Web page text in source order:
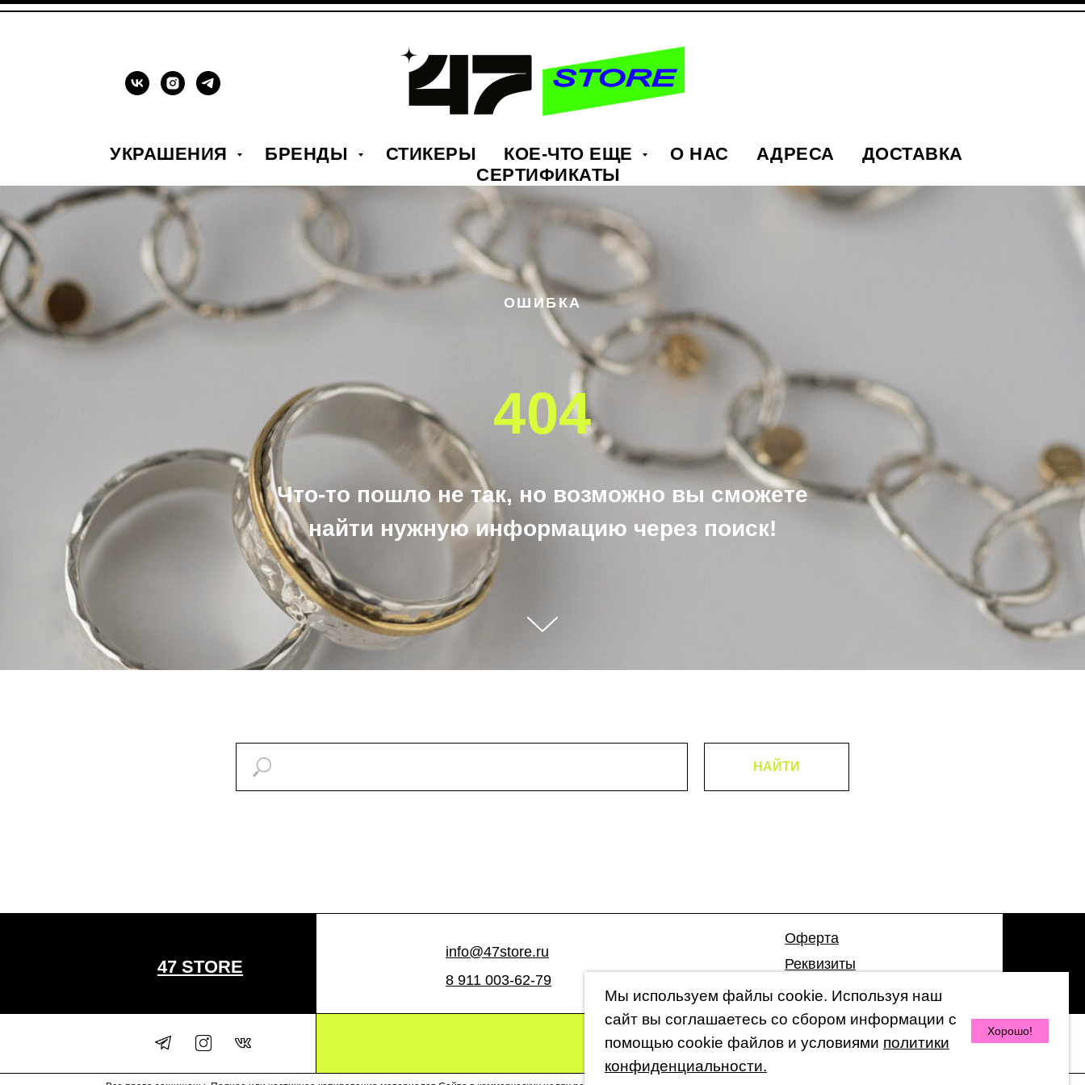
УКРАШЕНИЯ БРЕНДЫ СТИКЕРЫ КОЕ-ЧТО ЕЩЕ О НАС АДРЕСА
ДОСТАВКА
СЕРТИФИКАТЫ
Мы используем файлы cookie. Используя наш
сайт вы соглашаетесь со сбором информации с
помощью cookie файлов и условиями политики
конфиденциальности.
Хорошо!
ОШИБКА
404
Что-то пошло не так, но возможно вы сможете
найти нужную информацию через поиск!
НАЙТИ
info@47store.ru
© 2026 by 47 Store
Оферта
Реквизиты
Гарантия
47 STORE
8 911 003-62-79